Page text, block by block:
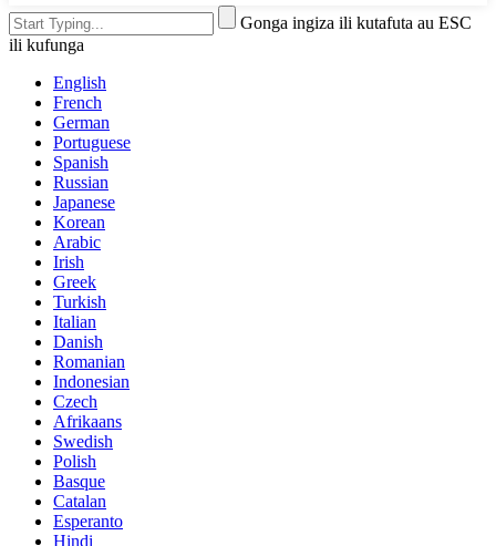
Gonga ingiza ili kutafuta au ESC
ili kufunga
English
French
German
Portuguese
Spanish
Russian
Japanese
Korean
Arabic
Irish
Greek
Turkish
Italian
Danish
Romanian
Indonesian
Czech
Afrikaans
Swedish
Polish
Basque
Catalan
Esperanto
Hindi